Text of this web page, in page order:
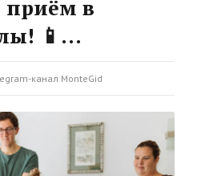
приём в
📱...
канал MonteGid